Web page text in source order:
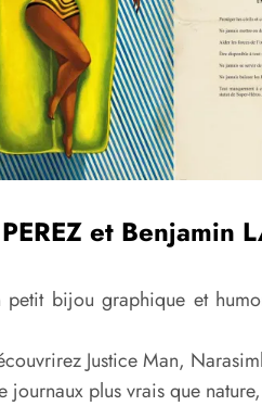
et Benjamin
bijou graphique et
Justice Man,
plus vrais que